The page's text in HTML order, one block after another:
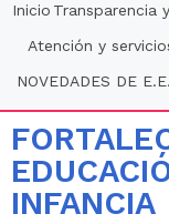
Inicio Transparencia
Atención y
NOVEDADES DE E.E.
INFANCIA